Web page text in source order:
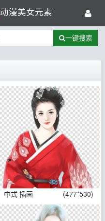
动漫美女元素
一键搜索
中式 插画 (477*530)